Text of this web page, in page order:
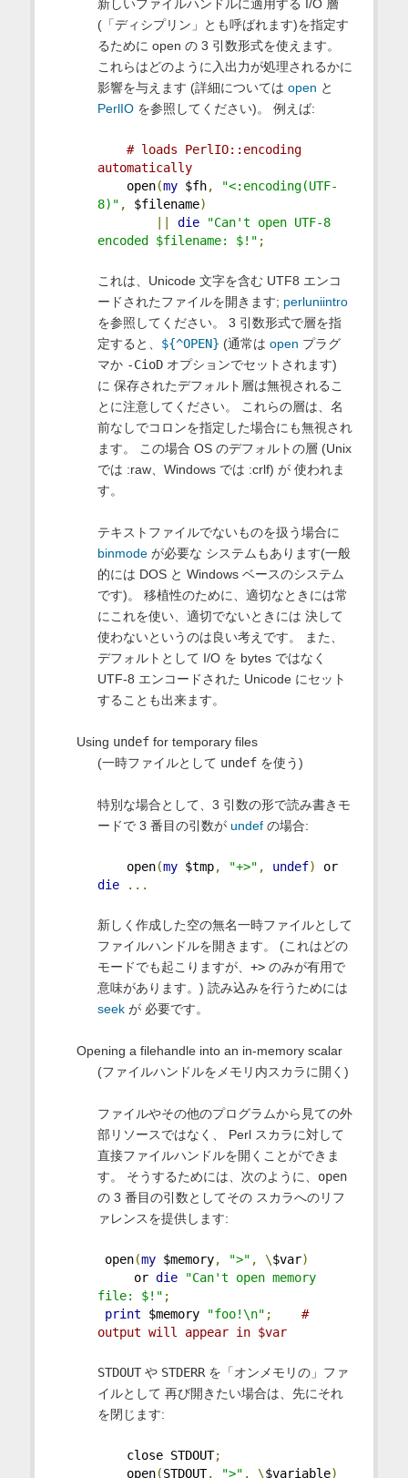
新しいファイルハンドルに適用する I/O 層
(「ディシプリン」とも呼ばれます)を指定す
るために open の 3 引数形式を使えます。
これらはどのように入出力が処理されるかに
影響を与えます (詳細については open と
PerlIOを参照してください)。 例えば:
# loads PerlIO::encoding
automatically
open(my $fh,
"<:encoding(UTF-
8)" , $filename)
die
"Can't open UTF-8
encoded $filename: $!" ;
これは、Unicode 文字を含む UTF8 エンコ
ードされたファイルを開きます; perluniintro
を参照してください。 3 引数形式で層を指
定すると、 ${^OPEN} (通常は open プラグ
マか -CioDオプションでセットされます)
に 保存されたデフォルト層は無視されるこ
とに注意してください。 これらの層は、名
前なしでコロンを指定した場合にも無視され
ます。 この場合 OS のデフォルトの層 (Unix
では :raw、Windows では :crlf) が 使われま
す。
テキストファイルでないものを扱う場合に
binmodeが必要な システムもあります(一般
的には DOS と Windows ベースのシステム
です)。 移植性のために、適切なときには常
にこれを使い、適切でないときには 決して
使わないというのは良い考えです。 また、
デフォルトとして I/O を bytes ではなく
UTF-8 エンコードされた Unicode にセット
することも出来ます。
Using undeffor temporary files
(一時ファイルとして undefを使う)
特別な場合として、3 引数の形で読み書きモ
ードで 3 番目の引数が undefの場合:
open(my $tmp, "+>" , undef)
or
die
...
新しく作成した空の無名一時ファイルとして
ファイルハンドルを開きます。 (これはどの
モードでも起こりますが、 +>のみが有用で
意味があります。) 読み込みを行うためには
seekが 必要です。
Opening a filehandle into an in-memory scalar
(ファイルハンドルをメモリ内スカラに開く)
ファイルやその他のプログラムから見ての外
部リソースではなく、 Perl スカラに対して
直接ファイルハンドルを開くことができま
す。 そうするためには、次のように、 open
の 3 番目の引数としてその スカラへのリフ
ァレンスを提供します:
open(my $memory, ">" , \$var)
or die
"Can't open memory
file: $!" ;
print $memory "foo!\n" ;
#
output will appear in $var
STDOUTや STDERRを「オンメモリの」ファ
イルとして 再び開きたい場合は、先にそれ
を閉じます:
close STDOUT;
open(STDOUT, ">" , \$variable)